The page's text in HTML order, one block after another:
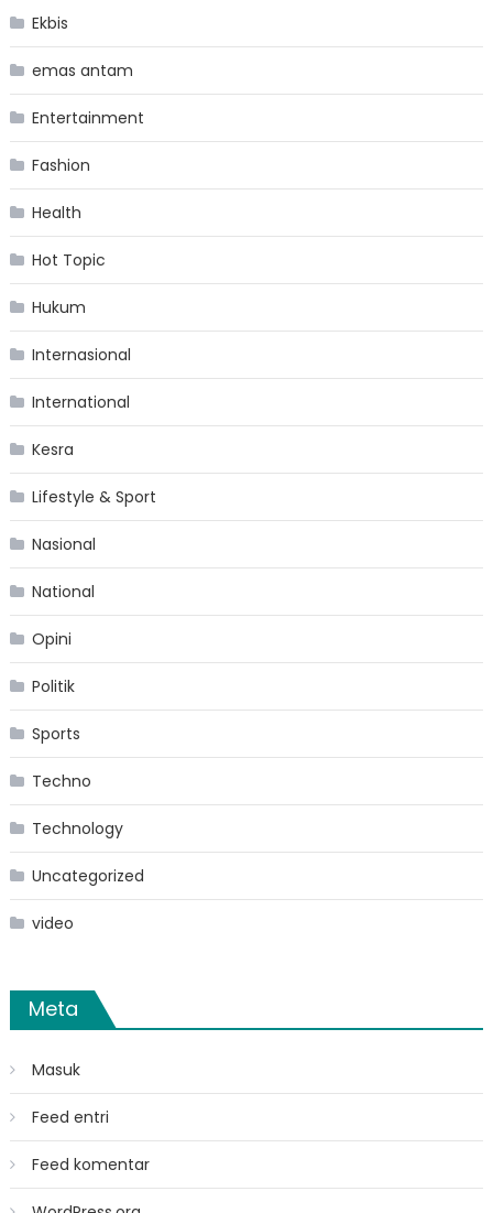
Ekbis
emas antam
Entertainment
Fashion
Health
Hot Topic
Hukum
Internasional
International
Kesra
Lifestyle & Sport
Nasional
National
Opini
Politik
Sports
Techno
Technology
Uncategorized
video
Meta
Masuk
Feed entri
Feed komentar